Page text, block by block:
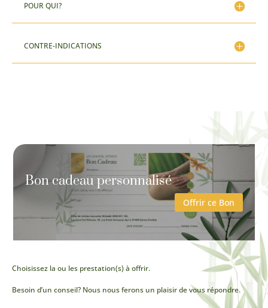
POUR QUI?
CONTRE-INDICATIONS
Bon cadeau personnalisé
Offrir ce Bon
Choisissez la ou les prestation(s) à offrir.
Besoin d’un conseil? Nous nous ferons un plaisir de vous répondre.